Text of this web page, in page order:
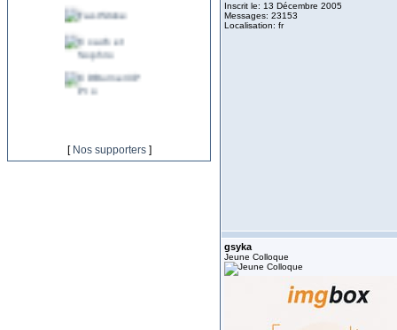
[ Nos supporters]
Inscrit le: 13 Décembre 2005
Messages: 23153
Localisation: fr
gsyka
Jeune Colloque